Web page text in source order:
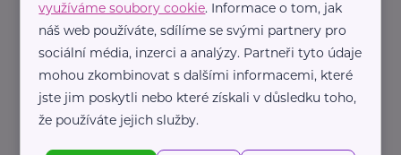
Reklama
Advokátní kancelář ELEMENTZ LEGAL
Manžel prodal byt bez vašeho souhlasu? Ještě
nemusíte přijít o nic
Právo Vztahy
využíváme soubory cookie. Informace o tom, jak
náš web používáte, sdílíme se svými partnery pro
sociální média, inzerci a analýzy. Partneři tyto údaje
mohou zkombinovat s dalšími informacemi, které
jste jim poskytli nebo které získali v důsledku toho,
že používáte jejich služby.